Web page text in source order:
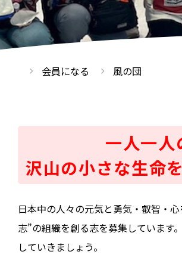
会員になる 風の団
一人一人
沢山の小さな生命
日本中の人々の元気と勇気・叡智・
志”の組織を創る志を募集しています
していきましょう。